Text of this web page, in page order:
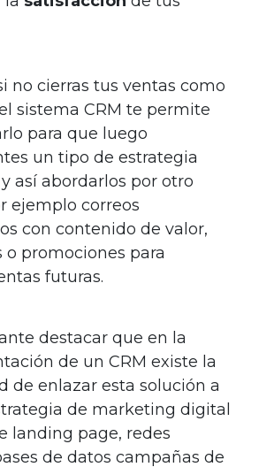
no cierras tus ventas como
sistema CRM te permite
para que luego
un tipo de estrategia
así abordarlos por otro
ejemplo correos
con contenido de valor,
o promociones para
futuras.
destacar que en la
de un CRM existe la
de enlazar esta solución a
de marketing digital
landing page, redes
de datos campañas de